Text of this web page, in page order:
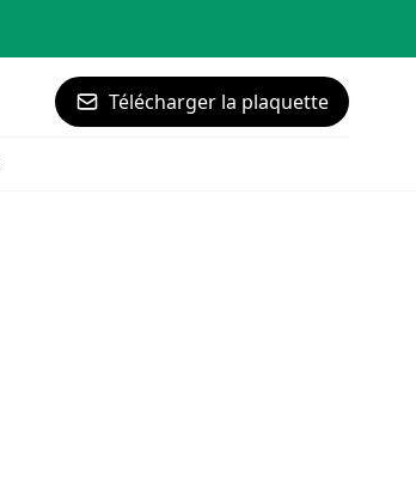
Télécharger la plaquette